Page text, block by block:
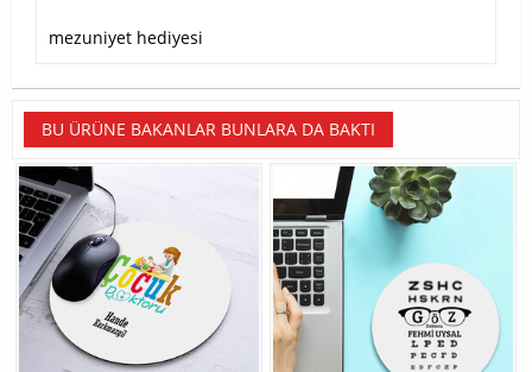
mezuniyet hediyesi
BU ÜRÜNE BAKANLAR BUNLARA DA BAKTI